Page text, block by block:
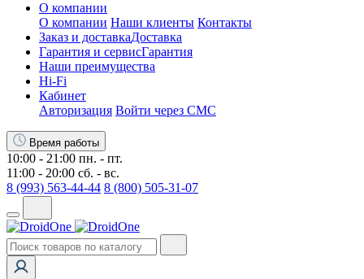
О компании
О компании Наши клиенты Контакты
Заказ и доставкаДоставка
Гарантия и сервисГарантия
Наши преимущества
Hi-Fi
Кабинет
Авторизация Войти через СМС
Время работы
10:00 - 21:00 пн. - пт.
11:00 - 20:00 сб. - вс.
8 (993) 563-44-44 8 (800) 505-31-07